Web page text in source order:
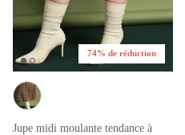
74% de réduction
Jupe midi moulante tendance à